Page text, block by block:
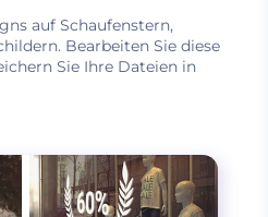
auf Schaufenstern,
Bearbeiten Sie diese
Sie Ihre Dateien in